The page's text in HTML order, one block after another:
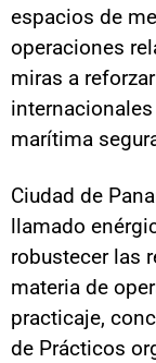
espacios de
operaciones
miras a
marítima
Ciudad de
llamado
robustecer las
materia de
practicaje,
de Prácticos